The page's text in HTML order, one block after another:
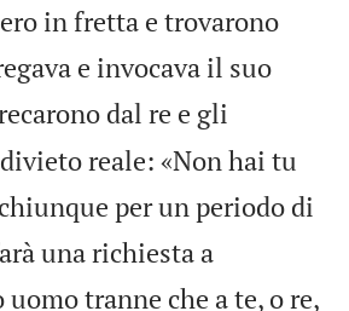
in fretta e trovarono
e invocava il suo
dal re e gli
reale: «Non hai tu
per un periodo di
una richiesta a
tranne che a te, o re,